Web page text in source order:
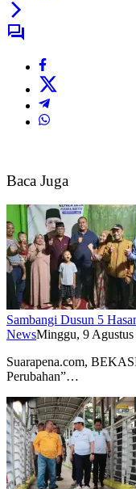
Baca Juga
Sambangi Dusun 5
NewsMinggu, 9
Suarapena.com,
Perubahan”…